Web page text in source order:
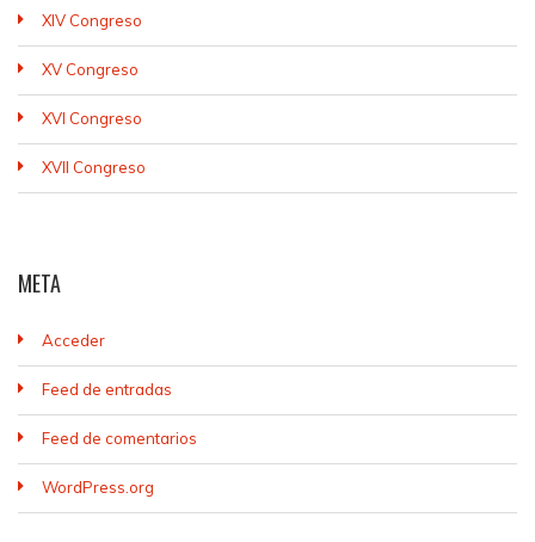
XIV Congreso
XV Congreso
XVI Congreso
XVII Congreso
META
Acceder
Feed de entradas
Feed de comentarios
WordPress.org